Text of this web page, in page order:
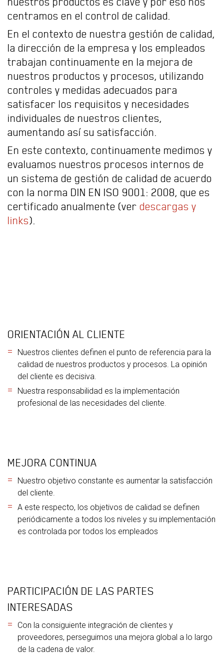
centramos en el control de calidad.
En el contexto de nuestra gestión de calidad,
la dirección de la empresa y los empleados
trabajan continuamente en la mejora de
nuestros productos y procesos, utilizando
controles y medidas adecuados para
satisfacer los requisitos y necesidades
individuales de nuestros clientes,
aumentando así su satisfacción.
En este contexto, continuamente medimos y
evaluamos nuestros procesos internos de
un sistema de gestión de calidad de acuerdo
con la norma DIN EN ISO 9001: 2008, que es
certificado anualmente (ver descargas y
links).
ORIENTACIÓN AL CLIENTE
Nuestros clientes definen el punto de referencia para la
calidad de nuestros productos y procesos. La opinión
del cliente es decisiva.
Nuestra responsabilidad es la implementación
profesional de las necesidades del cliente.
MEJORA CONTINUA
Nuestro objetivo constante es aumentar la satisfacción
del cliente.
A este respecto, los objetivos de calidad se definen
periódicamente a todos los niveles y su implementación
es controlada por todos los empleados
PARTICIPACIÓN DE LAS PARTES
INTERESADAS
Con la consiguiente integración de clientes y
proveedores, perseguimos una mejora global a lo largo
de la cadena de valor.